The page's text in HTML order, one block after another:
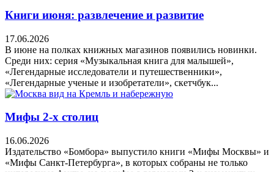
Книги июня: развлечение и развитие
17.06.2026
В июне на полках книжных магазинов появились новинки.
Среди них: серия «Музыкальная книга для малышей»,
«Легендарные исследователи и путешественники»,
«Легендарные ученые и изобретатели», скетчбук...
Мифы 2-х столиц
16.06.2026
Издательство «Бомбора» выпустило книги «Мифы Москвы» и
«Мифы Санкт-Петербурга», в которых собраны не только